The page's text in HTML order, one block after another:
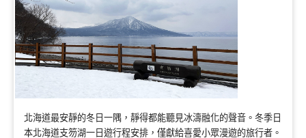
北海道最安靜的冬日一隅，靜得都能聽見冰濤融化的聲音。冬季日
本北海道支笏湖一日遊行程安排，僅獻給喜愛小眾漫遊的旅行者。